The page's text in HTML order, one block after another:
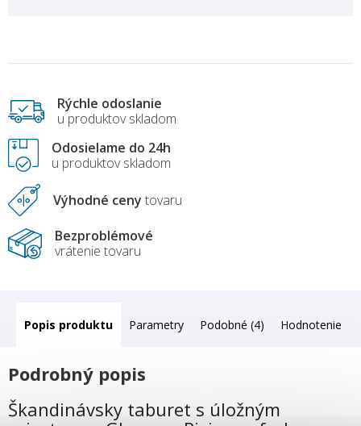
Rýchle odoslanie
u produktov skladom
Odosielame do 24h
u produktov skladom
Výhodné ceny tovaru
Bezproblémové
vrátenie tovaru
Popis Parametry Podobné (4) Hodnotenie
Podrobný popis
Škandinávsky taburet s úložným